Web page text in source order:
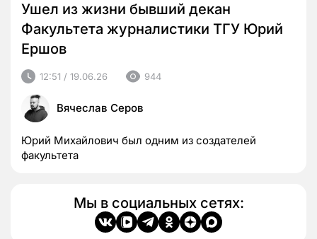
Ушел из жизни бывший декан
Факультета журналистики ТГУ Юрий
Ершов
12:51 / 19.06.26 944
Вячеслав Серов
Юрий Михайлович был одним из создателей
факультета
Мы в социальных сетях: